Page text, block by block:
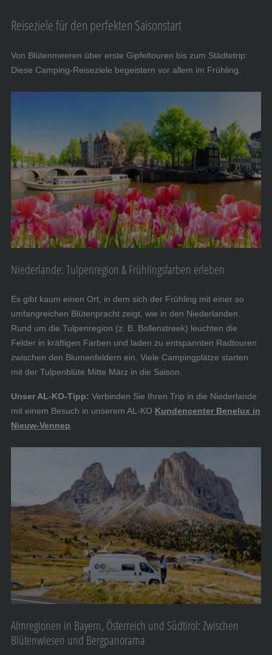
Reiseziele für den perfekten Saisonstart
Von Blütenmeeren über erste Gipfeltouren bis zum Städtetrip:
Diese Camping-Reiseziele begeistern vor allem im Frühling.
Niederlande: Tulpenregion & Frühlingsfarben erleben
Es gibt kaum einen Ort, in dem sich der Frühling mit einer so
umfangreichen Blütenpracht zeigt, wie in den Niederlanden.
Rund um die Tulpenregion (z. B. Bollenstreek) leuchten die
Felder in kräftigen Farben und laden zu entspannten Radtouren
zwischen den Blumenfeldern ein. Viele Campingplätze starten
mit der Tulpenblüte Mitte März in die Saison.
Unser AL-KO-Tipp: Verbinden Sie Ihren Trip in die Niederlande
mit einem Besuch in unserem AL-KO Kundencenter Benelux in
Nieuw-Vennep.
Almregionen in Bayern, Österreich und Südtirol: Zwischen
Blütenwiesen und Bergpanorama